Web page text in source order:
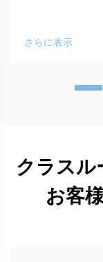
さらに表示
クラスル
お客